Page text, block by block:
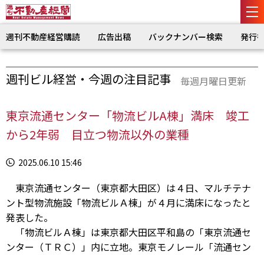
週刊不動産経営購読 広告出稿 バックナンバー検索 発行
週刊ビル経営・今週の注目記事 毎週月曜日更新
東京流通センター「物流ビルA棟」満床 竣工
から2年弱 目立つ物流以外の業種
2025.06.10 15:46
東京流通センター（東京都大田区）は４日、マルチテナ
ント型物流施設「物流ビルＡ棟」が４月に満床になったと
発表した。
「物流ビルＡ棟」は東京都大田区平和島の「東京流通セ
ンター（ＴＲＣ）」内に立地。東京モノレール「流通セン